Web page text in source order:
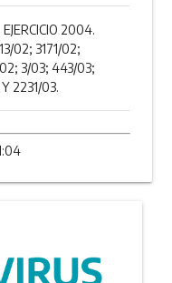
2004.
02; 3171/02;
3/03; 443/03;
2231/03.